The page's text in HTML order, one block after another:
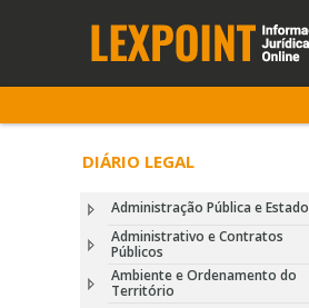
DIÁRIO LEGAL
Administração Pública e Estado
Administrativo e Contratos
Públicos
Ambiente e Ordenamento do
Território